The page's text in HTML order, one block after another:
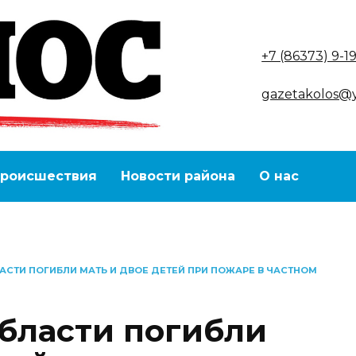
+7 (86373) 9-
Новости района О нас
ПОГИБЛИ МАТЬ И ДВОЕ ДЕТЕЙ ПРИ ПОЖАРЕ В ЧАСТНОМ
погибли